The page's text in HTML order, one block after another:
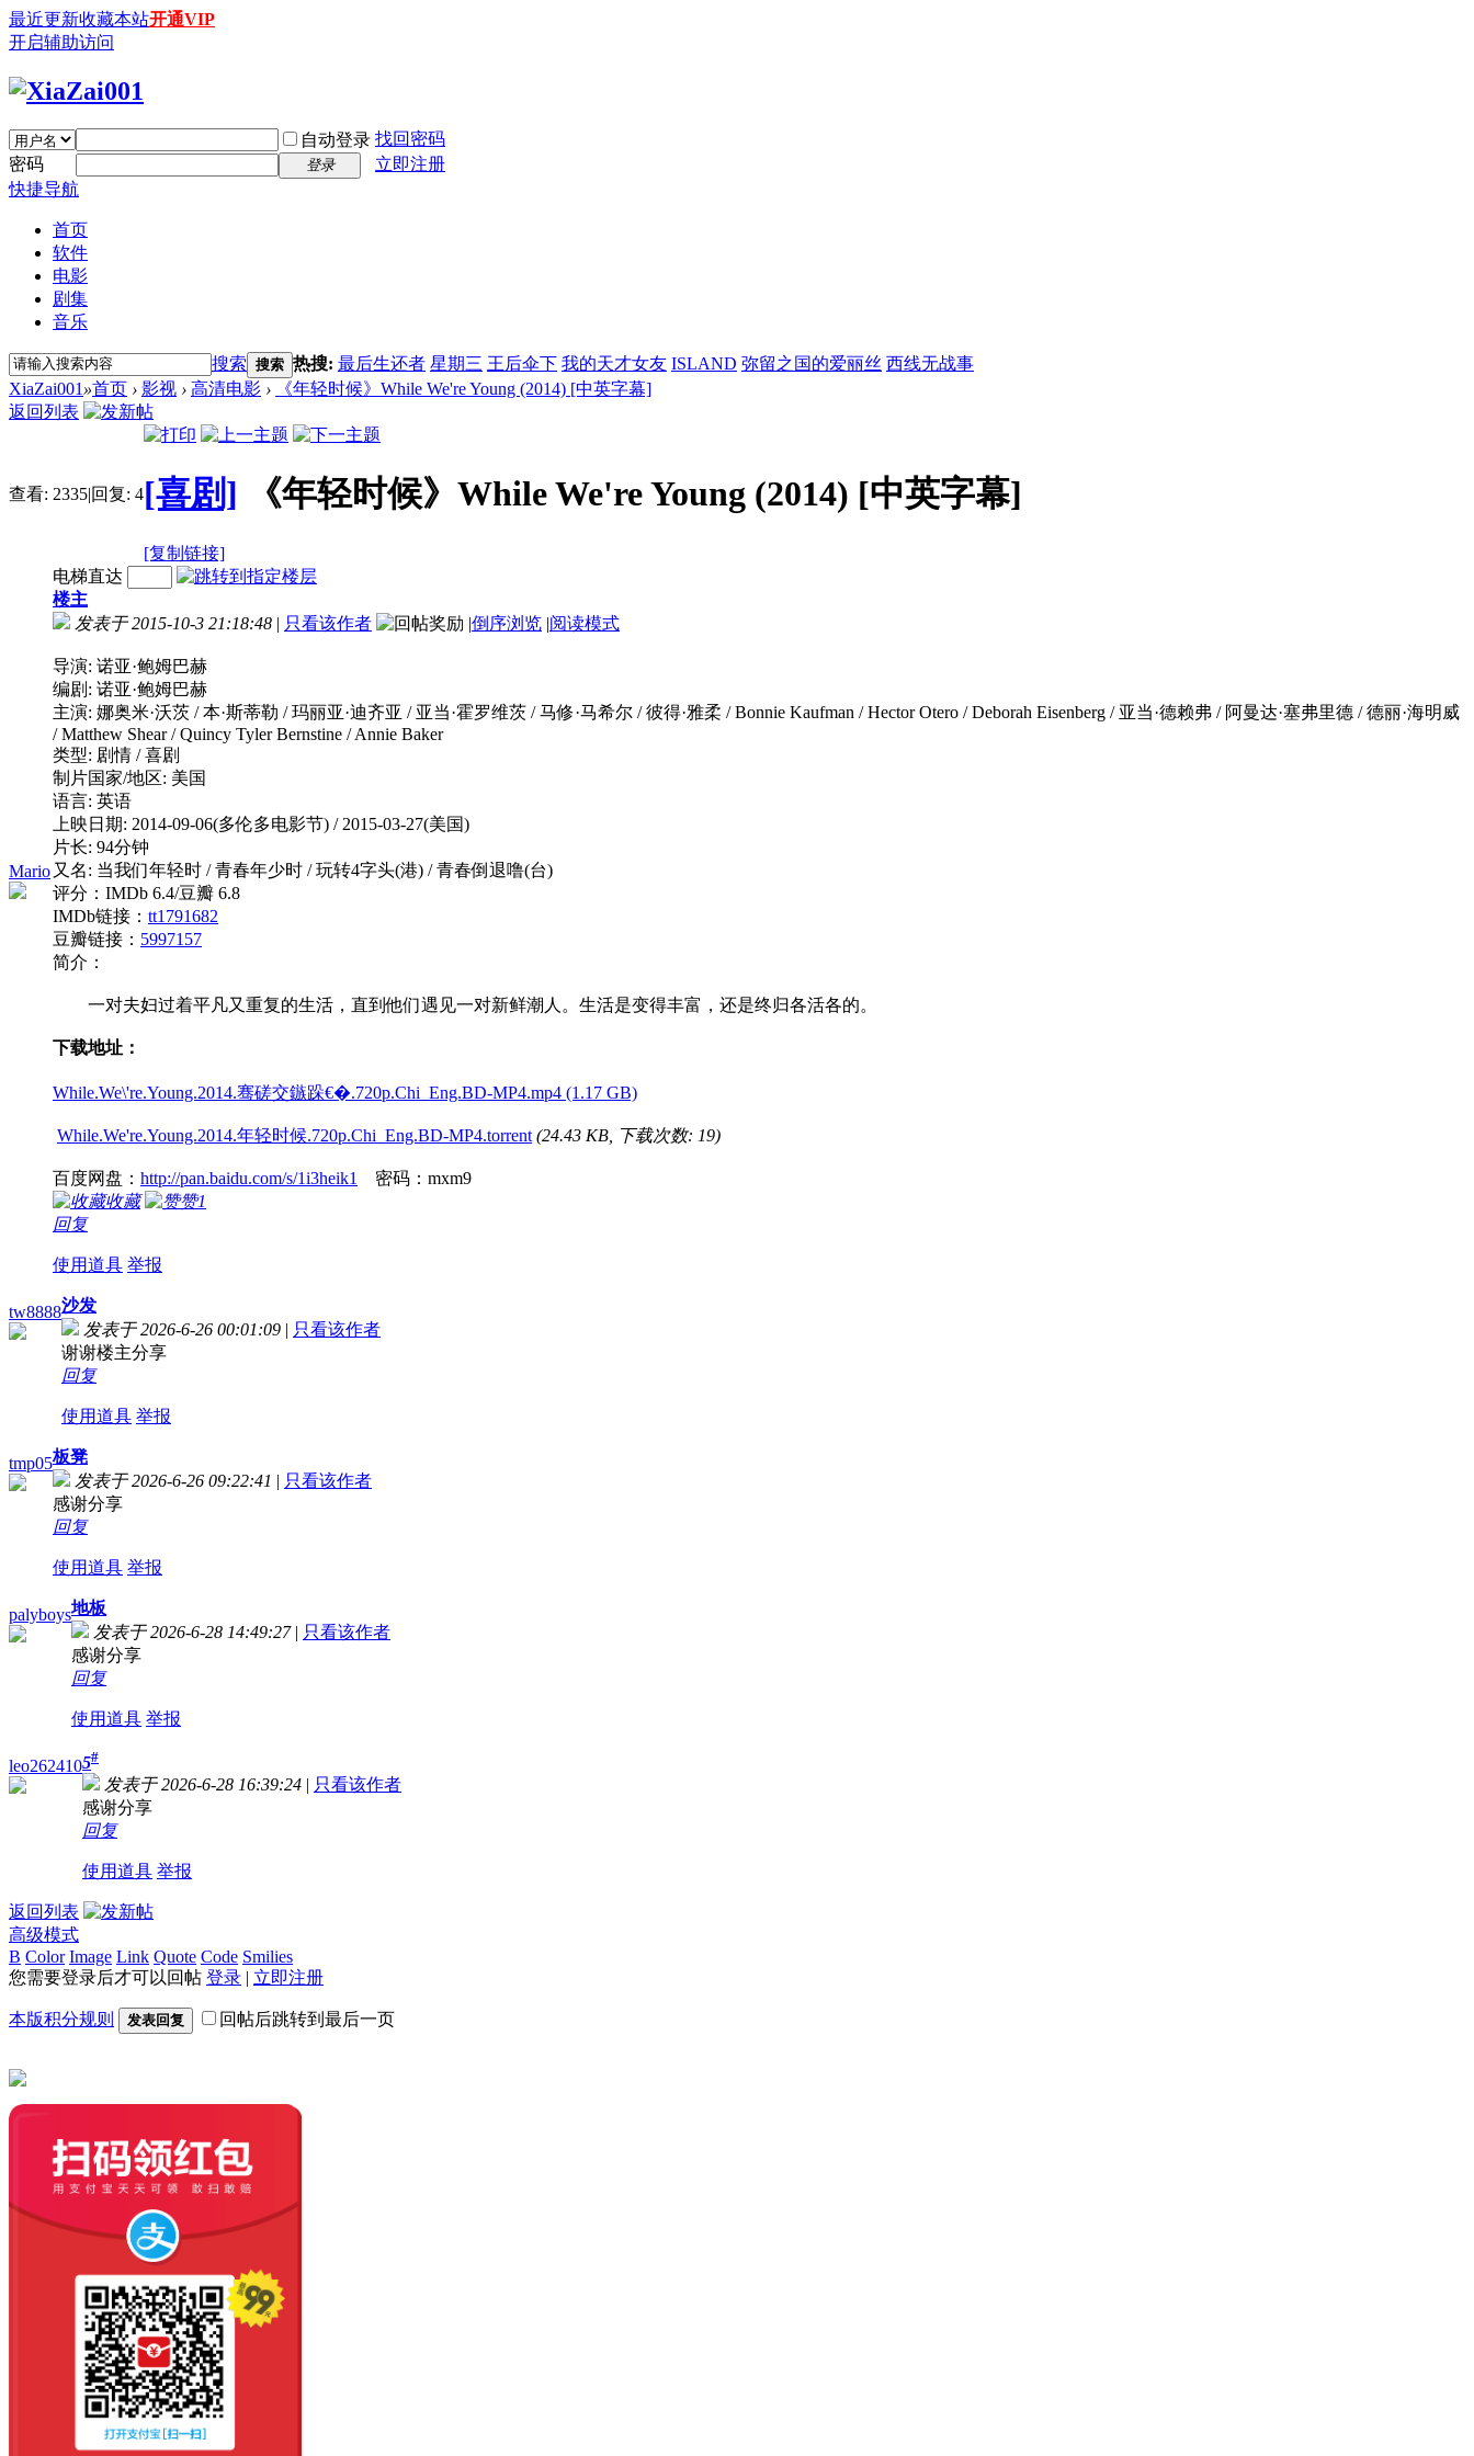
最近更新收藏本站开通VIP
开启辅助访问
自动登录 找回密码
密码
登录
立即注册
快捷导航
首页
软件
电影
剧集
音乐
搜索 搜索 热搜: 最后生还者 星期三 王后伞下 我的天才女友 ISLAND 弥留之国的爱丽丝 西线无战事
XiaZai001 »首页 › 影视 › 高清电影 ›
《年轻时候》While We're Young (2014) [中英字幕]
返回列表
查看: 2335|回复: 4[喜剧] 《年轻时候》While We're Young (2014) [中英字幕]
[复制链接]
Mario
电梯直达
楼主
发表于 2015-10-3 21:18:48 | 只看该作者 |倒序浏览 |阅读模式
导演: 诺亚·鲍姆巴赫
编剧: 诺亚·鲍姆巴赫
主演: 娜奥米·沃茨 / 本·斯蒂勒 / 玛丽亚·迪齐亚 / 亚当·霍罗维茨 / 马修·马希尔 / 彼得·雅柔 / Bonnie Kaufman / Hector Otero / Deborah Eisenberg / 亚当·德赖弗 / 阿曼达·塞弗里德 / 德丽·海明威
/ Matthew Shear / Quincy Tyler Bernstine / Annie Baker
类型: 剧情 / 喜剧
制片国家/地区: 美国
语言: 英语
上映日期: 2014-09-06(多伦多电影节) / 2015-03-27(美国)
片长: 94分钟
又名: 当我们年轻时 / 青春年少时 / 玩转4字头(港) / 青春倒退噜(台)
评分：IMDb 6.4/豆瓣 6.8
IMDb链接： tt1791682
豆瓣链接： 5997157
简介：
一对夫妇过着平凡又重复的生活，直到他们遇见一对新鲜潮人。生活是变得丰富，还是终归各活各的。
下载地址：
While.We\'re.Young.2014.骞磋交鏃跺€�.720p.Chi_Eng.BD-MP4.mp4 (1.17 GB)
While.We're.Young.2014.年轻时候.720p.Chi_Eng.BD-MP4.torrent (24.43 KB, 下载次数: 19)
百度网盘： http://pan.baidu.com/s/1i3heik1
密码：mxm9
收藏
赞1
回复
使用道具 举报
tw8888沙发
发表于 2026-6-26 00:01:09 | 只看该作者
谢谢楼主分享
回复
使用道具 举报
tmp05板凳
发表于 2026-6-26 09:22:41 | 只看该作者
感谢分享
回复
使用道具 举报
palyboys地板
发表于 2026-6-28 14:49:27 | 只看该作者
感谢分享
回复
使用道具 举报
leo2624105#
发表于 2026-6-28 16:39:24 | 只看该作者
感谢分享
回复
使用道具 举报
返回列表
高级模式
B Color Image Link Quote Code Smilies
您需要登录后才可以回帖 登录 | 立即注册
本版积分规则 发表回复 回帖后跳转到最后一页